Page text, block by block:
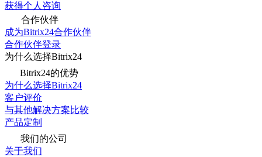
获得个人咨询
合作伙伴
成为Bitrix24合作伙伴
合作伙伴登录
为什么选择Bitrix24
Bitrix24的优势
为什么选择Bitrix24
客户评价
与其他解决方案比较
产品定制
我们的公司
关于我们